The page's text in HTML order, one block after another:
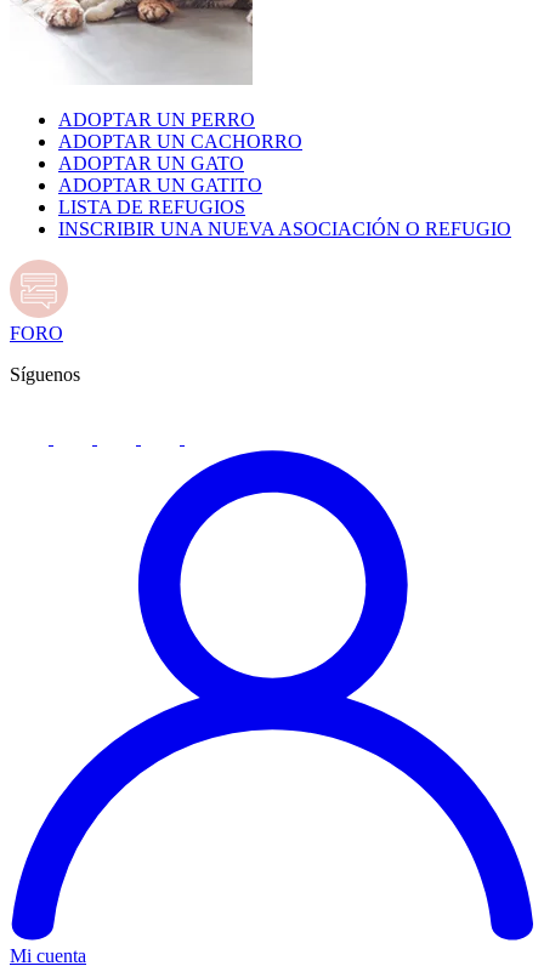
ADOPTAR UN PERRO
ADOPTAR UN CACHORRO
ADOPTAR UN GATO
ADOPTAR UN GATITO
LISTA DE REFUGIOS
INSCRIBIR UNA NUEVA ASOCIACIÓN O REFUGIO
FORO
Síguenos
Mi cuenta